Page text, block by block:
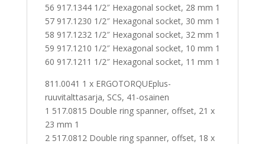
56 917.1344 1/2″ Hexagonal socket, 28 mm 1
57 917.1230 1/2″ Hexagonal socket, 30 mm 1
58 917.1232 1/2″ Hexagonal socket, 32 mm 1
59 917.1210 1/2″ Hexagonal socket, 10 mm 1
60 917.1211 1/2″ Hexagonal socket, 11 mm 1
811.0041 1 x ERGOTORQUEplus-
ruuvitalttasarja, SCS, 41-osainen
1 517.0815 Double ring spanner, offset, 21 x
23 mm 1
2 517.0812 Double ring spanner, offset, 18 x